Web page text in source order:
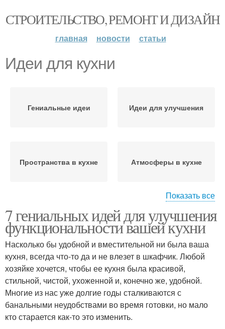
СТРОИТЕЛЬСТВО, РЕМОНТ И ДИЗАЙН
главная новости статьи
Идеи для кухни
Гениальные идеи Идеи для улучшения
Пространства в кухне Атмосферы в кухне
Освещения в кухне Удобства в кухне
Комфорт в кухне Синие кухни
Показать все
7 гениальных идей для улучшения
функциональности вашей кухни
Насколько бы удобной и вместительной ни была ваша
кухня, всегда что-то да и не влезет в шкафчик. Любой
хозяйке хочется, чтобы ее кухня была красивой,
стильной, чистой, ухоженной и, конечно же, удобной.
Многие из нас уже долгие годы сталкиваются с
банальными неудобствами во время готовки, но мало
кто старается как-то это изменить.